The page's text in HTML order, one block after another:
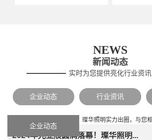
NEWS
新闻动态
实时为您提供亮化行业资讯
企业动态 行业资讯
企业动态
2024年光亚展圆满落幕！璨华照明...